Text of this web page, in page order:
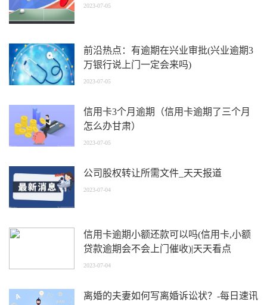
2023-07-05
前沿热点：有逾期在兴业审批(兴业逾期3
万银行说上门一定会来吗)
2023-07-05
信用卡3个月逾期（信用卡逾期了三个月
怎么办甘肃）
2023-07-05
公司股权转让所需文件_天天报道
2023-07-04
信用卡逾期小额还款可以吗(信用卡,小额
贷款逾期会不会上门催收)|天天看点
2023-07-04
离婚的夫妻如何写离婚诉讼状？-每日速讯